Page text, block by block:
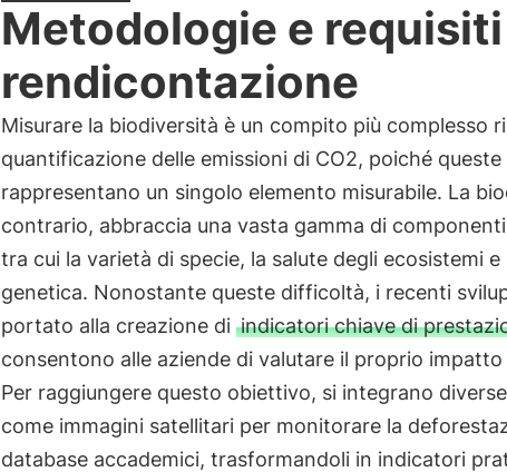
Metodologie e
rendicontazione
Misurare la biodiversità è un compito più complesso
quantificazione delle emissioni di CO2, poiché queste
rappresentano un singolo elemento misurabile. La
contrario, abbraccia una vasta gamma di
tra cui la varietà di specie, la salute degli ecosistemi e
genetica. Nonostante queste difficoltà, i recenti
portato alla creazione di indicatori chiave di
consentono alle aziende di valutare il proprio impatto
Per raggiungere questo obiettivo, si integrano
come immagini satellitari per monitorare la
database accademici, trasformandoli in indicatori